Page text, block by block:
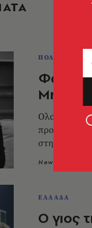
ΠΟΛΙΤΙΚΗ &
Φώφη
προσκύνημα
στην κηδεία
Newsroom
ΕΛΛΑΔΑ
Ο γιος